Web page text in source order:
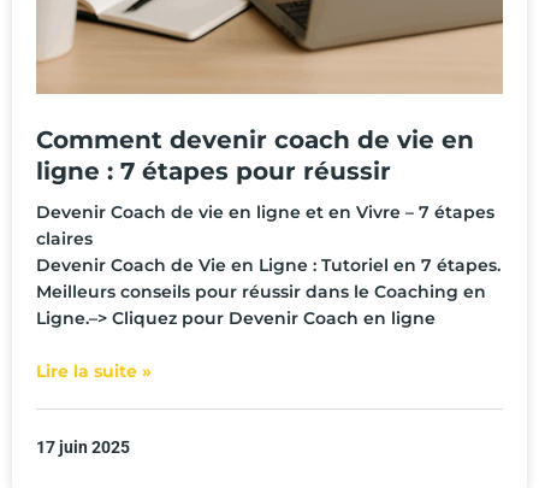
Comment devenir coach de vie en
ligne : 7 étapes pour réussir
Devenir Coach de vie en ligne et en Vivre – 7 étapes
claires
Devenir Coach de Vie en Ligne : Tutoriel en 7 étapes.
Meilleurs conseils pour réussir dans le Coaching en
Ligne.–> Cliquez pour Devenir Coach en ligne
Lire la suite »
17 juin 2025